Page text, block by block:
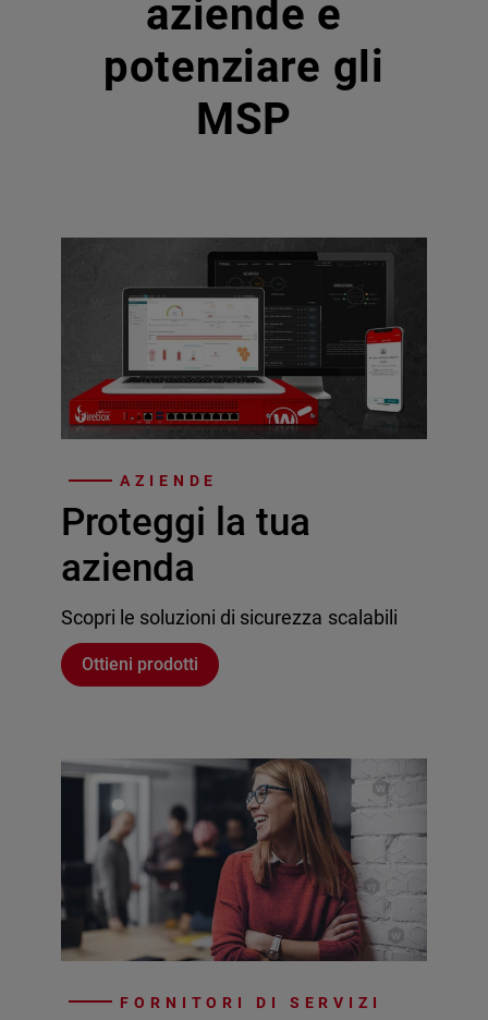
aziende e
potenziare gli
MSP
AZIENDE
Proteggi la tua
azienda
Scopri le soluzioni di sicurezza scalabili
Ottieni prodotti
FORNITORI DI SERVIZI